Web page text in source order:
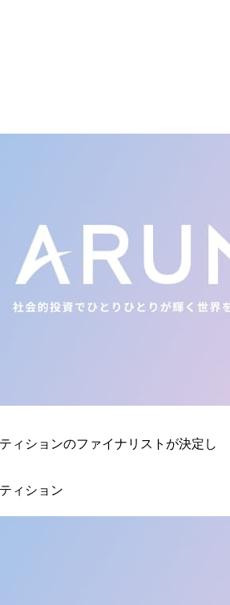
ィションのファイナリストが決定し
ィション